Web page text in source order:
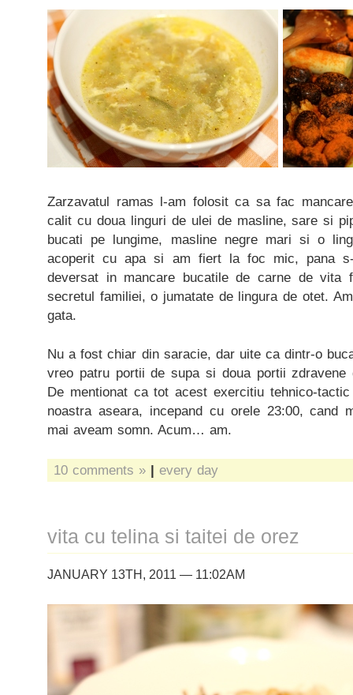
Zarzavatul ramas l-am folosit ca sa fac
calit cu doua linguri de ulei de masline, sare si
bucati pe lungime, masline negre mari si o
acoperit cu apa si am fiert la foc mic, pana
deversat in mancare bucatile de carne de
secretul familiei, o jumatate de lingura de otet.
gata.
Nu a fost chiar din saracie, dar uite ca dintr-o
vreo patru portii de supa si doua portii
De mentionat ca tot acest exercitiu tehnico-
noastra aseara, incepand cu orele 23:00, cand
mai aveam somn. Acum… am.
10 comments » | every day
vita cu telina si taitei de orez
JANUARY 13TH, 2011 — 11:02AM